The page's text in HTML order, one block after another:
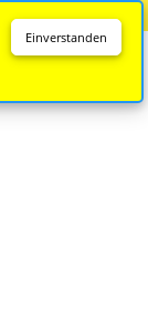
Einverstanden